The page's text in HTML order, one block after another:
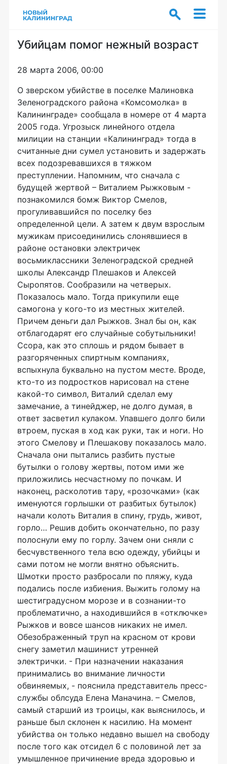
Убийцам помог нежный возраст
28 марта 2006, 00:00
О зверском убийстве в поселке Малиновка
Зеленоградского района «Комсомолка» в
Калининграде» сообщала в номере от 4 марта
2005 года. Угрозыск линейного отдела
милиции на станции «Калининград» тогда в
считанные дни сумел установить и задержать
всех подозревавшихся в тяжком
преступлении. Напомним, что сначала с
будущей жертвой – Виталием Рыжковым -
познакомился бомж Виктор Смелов,
прогуливавшийся по поселку без
определенной цели. А затем к двум взрослым
мужикам присоединились слонявшиеся в
районе остановки электричек
восьмиклассники Зеленоградской средней
школы Александр Плешаков и Алексей
Сыропятов. Сообразили на четверых.
Показалось мало. Тогда прикупили еще
самогона у кого-то из местных жителей.
Причем деньги дал Рыжков. Знал бы он, как
отблагодарят его случайные собутыльники!
Ссора, как это сплошь и рядом бывает в
разгоряченных спиртным компаниях,
вспыхнула буквально на пустом месте. Вроде,
кто-то из подростков нарисовал на стене
какой-то символ, Виталий сделал ему
замечание, а тинейджер, не долго думая, в
ответ засветил кулаком. Упавшего долго били
втроем, пуская в ход как руки, так и ноги. Но
этого Смелову и Плешакову показалось мало.
Сначала они пытались разбить пустые
бутылки о голову жертвы, потом ими же
приложились несчастному по почкам. И
наконец, расколотив тару, «розочками» (как
именуются горлышки от разбитых бутылок)
начали колоть Виталия в спину, грудь, живот,
горло… Решив добить окончательно, по разу
полоснули ему по горлу. Зачем они сняли с
бесчувственного тела всю одежду, убийцы и
сами потом не могли внятно объяснить.
Шмотки просто разбросали по пляжу, куда
подались после избиения. Выжить голому на
шестиградусном морозе и в сознании-то
проблематично, а находившийся в «отключке»
Рыжков и вовсе шансов никаких не имел.
Обезображенный труп на красном от крови
снегу заметил машинист утренней
электрички. - При назначении наказания
принимались во внимание личности
обвиняемых, - пояснила представитель пресс-
службы облсуда Елена Маначина. – Смелов,
самый старший из троицы, как выяснилось, и
раньше был склонен к насилию. На момент
убийства он только недавно вышел на свободу
после того как отсидел 6 с половиной лет за
умышленное причинение вреда здоровью и